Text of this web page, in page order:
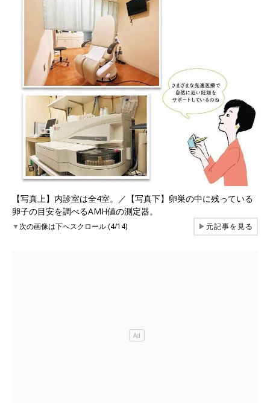
【写真上】内診室は全4室。／【写真下】卵巣の中に残っている
卵子の目安を調べるAMH値の測定器。
▼次の画像は下へスクロール (4/14) ▶元記事を見る